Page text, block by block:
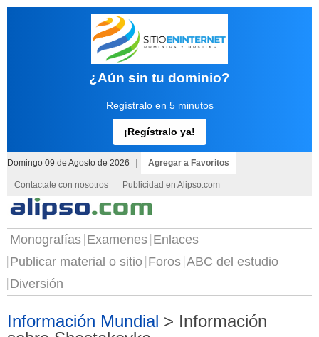
¿Aún sin tu dominio?
Regístralo en 5 minutos
¡Regístralo ya!
Domingo 09 de Agosto de 2026 Agregar a Favoritos
Contactate con nosotros Publicidad en Alipso.com
Monografías Examenes Enlaces
Publicar material o sitio Foros ABC del estudio
Diversión
Información Mundial > Información